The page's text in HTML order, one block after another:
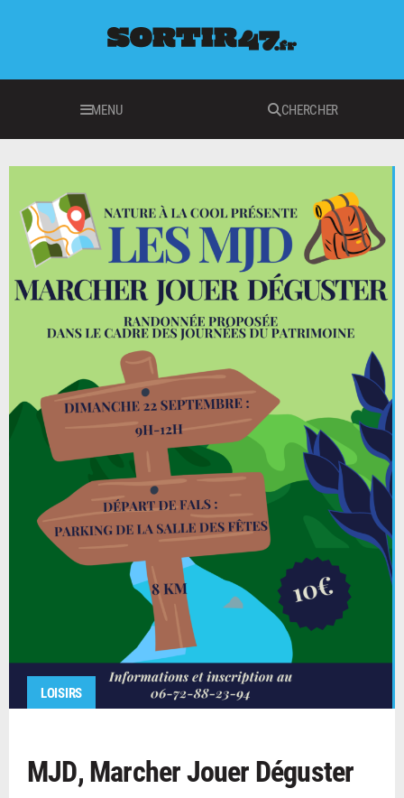
MENU CHERCHER
LOISIRS
MJD, Marcher Jouer Déguster